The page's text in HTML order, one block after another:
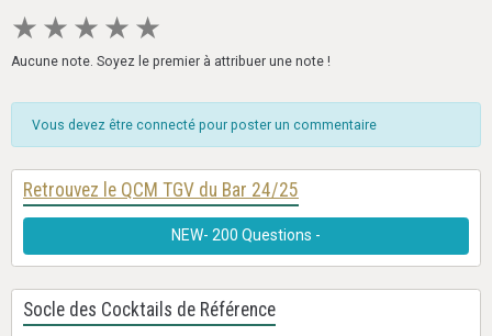
★ ★ ★ ★ ★
Aucune note. Soyez le premier à attribuer une note !
Vous devez être connecté pour poster un commentaire
Retrouvez le QCM TGV du Bar 24/25
NEW- 200 Questions -
Socle des Cocktails de Référence